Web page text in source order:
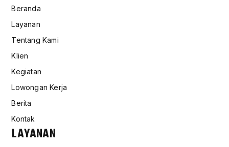
Beranda
Layanan
Tentang Kami
Klien
Kegiatan
Lowongan Kerja
Berita
Kontak
LAYANAN